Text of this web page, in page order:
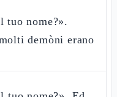
tuo nome?».
demòni erano